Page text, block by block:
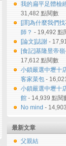
我的扁平足體檢
31,482 點閱數
[譯]為什麼我們
師？ - 19,492 點
[論文]誌謝 -
[食記]基隆昱帝
17,612 點閱數
小鎖嚴選中壢十
客家菜包 -
小鎖嚴選中壢十
館 - 14,939 點閱
No mind -
最新文章
父親結